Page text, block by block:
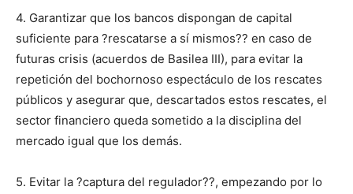
4. Garantizar que los bancos dispongan de capital
suficiente para ?rescatarse a sí mismos?? en caso de
futuras crisis (acuerdos de Basilea III), para evitar la
repetición del bochornoso espectáculo de los rescates
públicos y asegurar que, descartados estos rescates, el
sector financiero queda sometido a la disciplina del
mercado igual que los demás.
5. Evitar la ?captura del regulador??, empezando por lo